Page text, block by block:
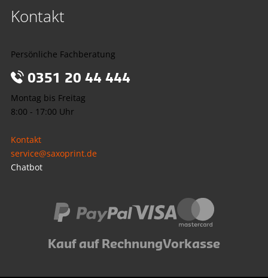
Kontakt
Persönliche Fachberatung
0351 20 44 444
Montag bis Freitag
8:00 - 17:00 Uhr
Kontakt
service@saxoprint.de
Chatbot
Kauf auf RechnungVorkasse